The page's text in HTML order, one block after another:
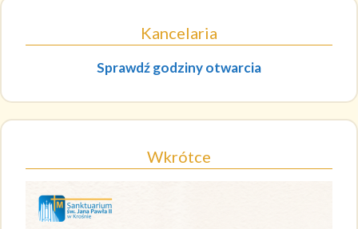
Kancelaria
Sprawdź godziny otwarcia
Wkrótce